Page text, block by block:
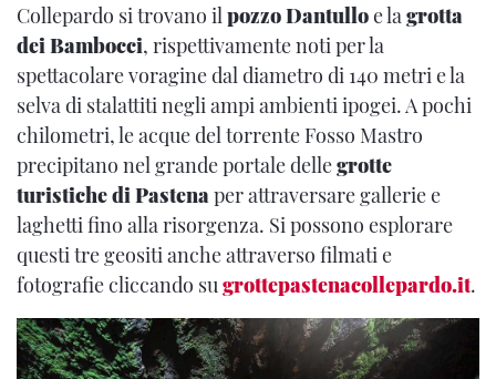
Collepardo si trovano il pozzo Dantulloe la grotta
dei Bambocci, rispettivamente noti per la
spettacolare voragine dal diametro di 140 metri e la
selva di stalattiti negli ampi ambienti ipogei. A pochi
chilometri, le acque del torrente Fosso Mastro
precipitano nel grande portale dellegrotte
turistiche di Pastena per attraversare gallerie e
laghetti fino alla risorgenza. Si possono esplorare
questi tre geositi anche attraverso filmati e
fotografie cliccando su grottepastenacollepardo.it.